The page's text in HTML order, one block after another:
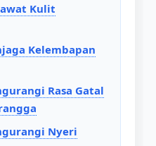
Kulit
Kelembapan
Rasa Gatal
Nyeri